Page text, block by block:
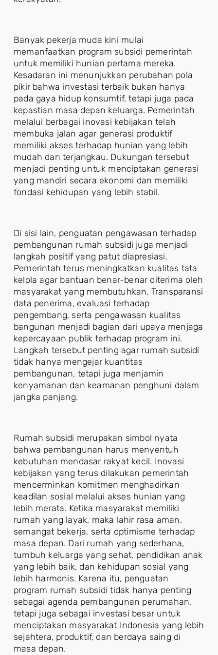
Banyak pekerja muda kini mulai
memanfaatkan program subsidi pemerintah
untuk memiliki hunian pertama mereka.
Kesadaran ini menunjukkan perubahan pola
pikir bahwa investasi terbaik bukan hanya
pada gaya hidup konsumtif, tetapi juga pada
kepastian masa depan keluarga. Pemerintah
melalui berbagai inovasi kebijakan telah
membuka jalan agar generasi produktif
memiliki akses terhadap hunian yang lebih
mudah dan terjangkau. Dukungan tersebut
menjadi penting untuk menciptakan generasi
yang mandiri secara ekonomi dan memiliki
fondasi kehidupan yang lebih stabil.
Di sisi lain, penguatan pengawasan terhadap
pembangunan rumah subsidi juga menjadi
langkah positif yang patut diapresiasi.
Pemerintah terus meningkatkan kualitas tata
kelola agar bantuan benar-benar diterima oleh
masyarakat yang membutuhkan. Transparansi
data penerima, evaluasi terhadap
pengembang, serta pengawasan kualitas
bangunan menjadi bagian dari upaya menjaga
kepercayaan publik terhadap program ini.
Langkah tersebut penting agar rumah subsidi
tidak hanya mengejar kuantitas
pembangunan, tetapi juga menjamin
kenyamanan dan keamanan penghuni dalam
jangka panjang.
Rumah subsidi merupakan simbol nyata
bahwa pembangunan harus menyentuh
kebutuhan mendasar rakyat kecil. Inovasi
kebijakan yang terus dilakukan pemerintah
mencerminkan komitmen menghadirkan
keadilan sosial melalui akses hunian yang
lebih merata. Ketika masyarakat memiliki
rumah yang layak, maka lahir rasa aman,
semangat bekerja, serta optimisme terhadap
masa depan. Dari rumah yang sederhana,
tumbuh keluarga yang sehat, pendidikan anak
yang lebih baik, dan kehidupan sosial yang
lebih harmonis. Karena itu, penguatan
program rumah subsidi tidak hanya penting
sebagai agenda pembangunan perumahan,
tetapi juga sebagai investasi besar untuk
menciptakan masyarakat Indonesia yang lebih
sejahtera, produktif, dan berdaya saing di
masa depan.